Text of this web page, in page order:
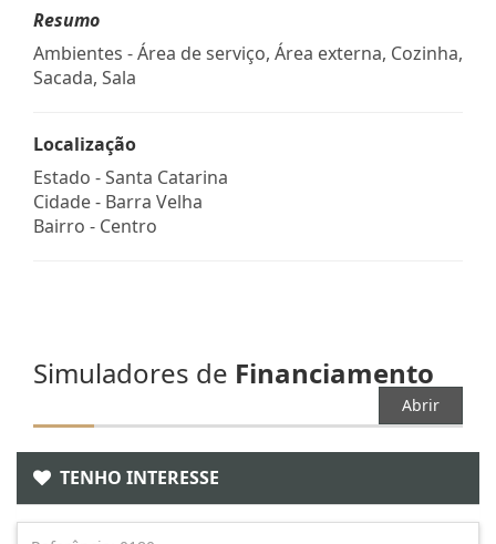
Resumo
Ambientes - Área de serviço, Área externa, Cozinha,
Sacada, Sala
Localização
Estado -Santa Catarina
Cidade - Barra Velha
Bairro - Centro
Simuladores de Financiamento
Abrir
TENHO INTERESSE